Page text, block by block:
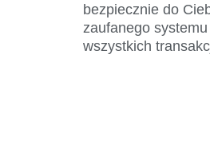
bezpiecznie do
zaufanego systemu
wszystkich